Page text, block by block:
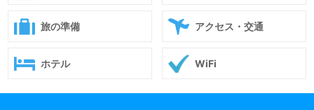
旅の準備 アクセス・交通
ホテル WiFi